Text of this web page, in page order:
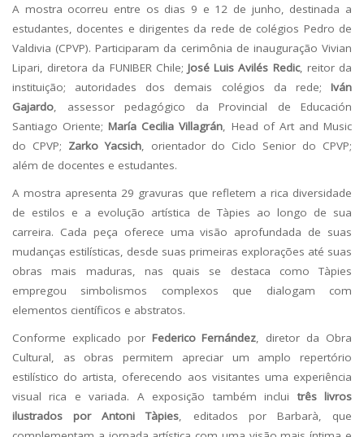
A mostra ocorreu entre os dias 9 e 12 de junho, destinada a
estudantes, docentes e dirigentes da rede de colégios Pedro de
Valdivia (CPVP). Participaram da cerimônia de inauguração Vivian
Lipari, diretora da FUNIBER Chile; José Luis Avilés Redic, reitor da
instituição; autoridades dos demais colégios da rede; Iván
Gajardo, assessor pedagógico da Provincial de Educación
Santiago Oriente;María Cecilia Villagrán, Head of Art and Music
do CPVP; Zarko Yacsich, orientador do Ciclo Senior do CPVP;
além de docentes e estudantes.
A mostra apresenta 29 gravuras que refletem a rica diversidade
de estilos e a evolução artística de Tàpies ao longo de sua
carreira. Cada peça oferece uma visão aprofundada de suas
mudanças estilísticas, desde suas primeiras explorações até suas
obras mais maduras, nas quais se destaca como Tàpies
empregou simbolismos complexos que dialogam com
elementos científicos e abstratos.
Conforme explicado por Federico Fernández, diretor da Obra
Cultural, as obras permitem apreciar um amplo repertório
estilístico do artista, oferecendo aos visitantes uma experiência
visual rica e variada. A exposição também inclui três livros
ilustrados por Antoni Tàpies, editados por Barbarà, que